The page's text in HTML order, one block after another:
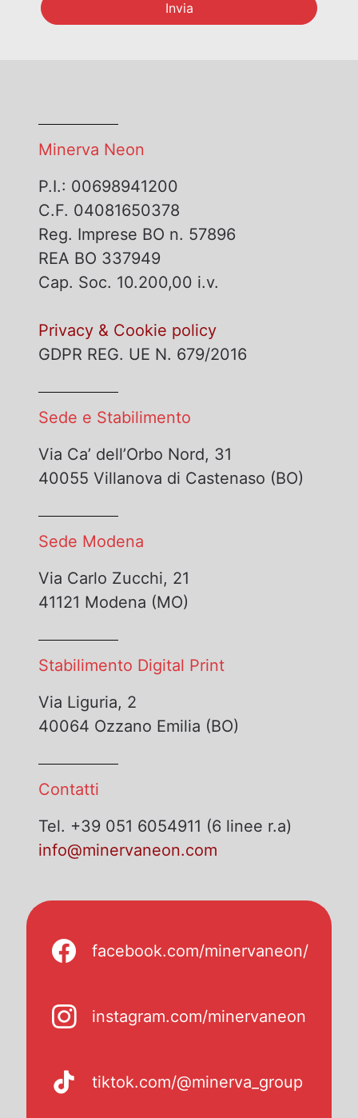
Invia
Minerva Neon
P.I.: 00698941200
C.F. 04081650378
Reg. Imprese BO n. 57896
REA BO 337949
Cap. Soc. 10.200,00 i.v.
Privacy & Cookie policy
GDPR REG. UE N. 679/2016
Sede e Stabilimento
Via Ca’ dell’Orbo Nord, 31
40055 Villanova di Castenaso (BO)
Sede Modena
Via Carlo Zucchi, 21
41121 Modena (MO)
Stabilimento Digital Print
Via Liguria, 2
40064 Ozzano Emilia (BO)
Contatti
Tel. +39 051 6054911 (6 linee r.a)
info@minervaneon.com
facebook.com/minervaneon/
instagram.com/minervaneon
tiktok.com/@minerva_group